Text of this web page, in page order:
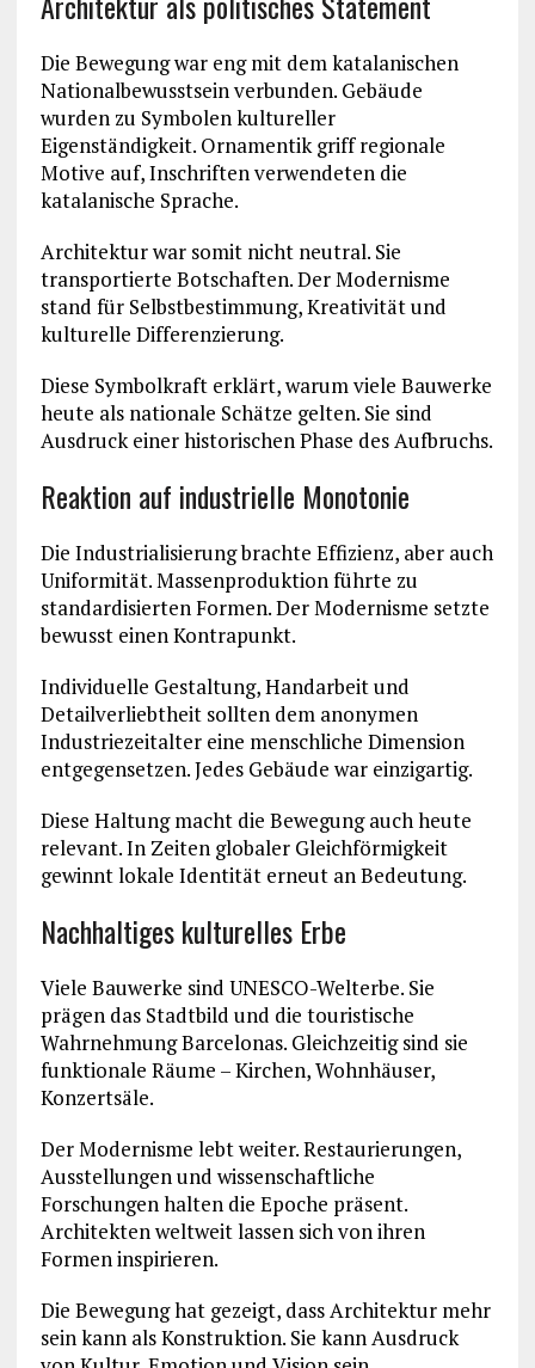
Die Bewegung war eng mit dem katalanischen
Nationalbewusstsein verbunden. Gebäude
wurden zu Symbolen kultureller
Eigenständigkeit. Ornamentik griff regionale
Motive auf, Inschriften verwendeten die
katalanische Sprache.
Architektur war somit nicht neutral. Sie
transportierte Botschaften. Der Modernisme
stand für Selbstbestimmung, Kreativität und
kulturelle Differenzierung.
Diese Symbolkraft erklärt, warum viele Bauwerke
heute als nationale Schätze gelten. Sie sind
Ausdruck einer historischen Phase des Aufbruchs.
Reaktion auf industrielle Monotonie
Die Industrialisierung brachte Effizienz, aber auch
Uniformität. Massenproduktion führte zu
standardisierten Formen. Der Modernisme setzte
bewusst einen Kontrapunkt.
Individuelle Gestaltung, Handarbeit und
Detailverliebtheit sollten dem anonymen
Industriezeitalter eine menschliche Dimension
entgegensetzen. Jedes Gebäude war einzigartig.
Diese Haltung macht die Bewegung auch heute
relevant. In Zeiten globaler Gleichförmigkeit
gewinnt lokale Identität erneut an Bedeutung.
Nachhaltiges kulturelles Erbe
Viele Bauwerke sind UNESCO-Welterbe. Sie
prägen das Stadtbild und die touristische
Wahrnehmung Barcelonas. Gleichzeitig sind sie
funktionale Räume – Kirchen, Wohnhäuser,
Konzertsäle.
Der Modernisme lebt weiter. Restaurierungen,
Ausstellungen und wissenschaftliche
Forschungen halten die Epoche präsent.
Architekten weltweit lassen sich von ihren
Formen inspirieren.
Die Bewegung hat gezeigt, dass Architektur mehr
sein kann als Konstruktion. Sie kann Ausdruck